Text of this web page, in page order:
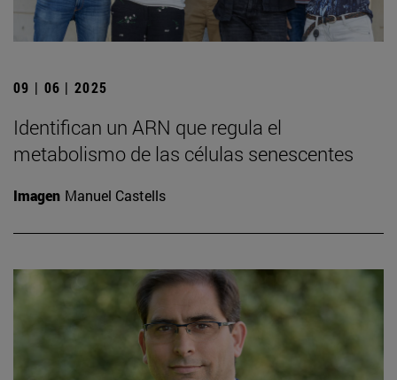
09 | 06 | 2025
Identifican un ARN que regula el
metabolismo de las células senescentes
Imagen Manuel Castells